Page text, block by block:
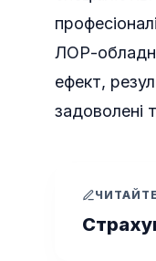
ЛОР-
ефект,
задоволені